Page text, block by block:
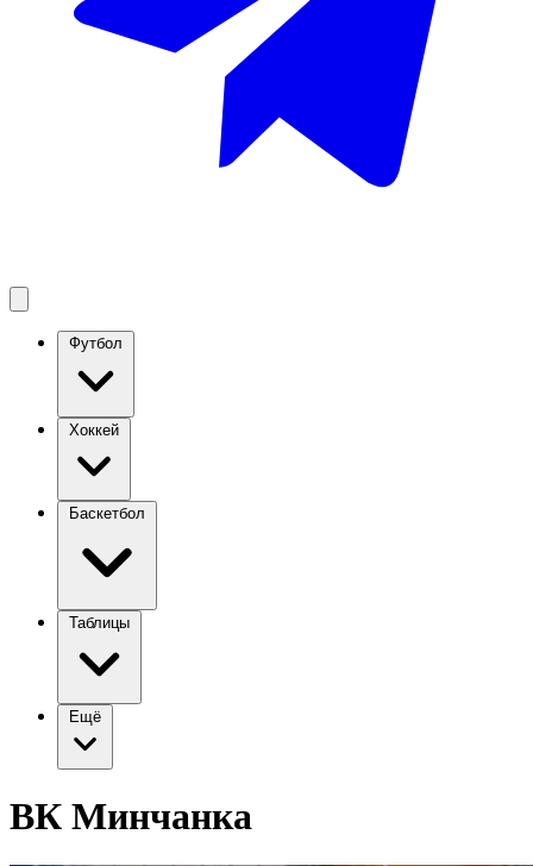
Футбол
Хоккей
Баскетбол
Таблицы
Ещё
ВК Минчанка